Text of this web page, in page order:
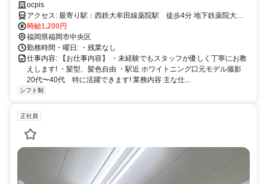
ocpis
アクセス: 最寄り駅：西鉄大牟田線薬院駅 徒歩4分 地下鉄薬院大通
駅 徒歩4分
時給1,200円
福岡県福岡市中央区
勤務時間・曜日: ・残業なし
仕事内容: 【お仕事内容】 ・未経験でもスタッフが優しく丁寧にお教
えします! ・髪型、髪色自由 ・駅近 ホワイトニング口元モデル撮影
20代〜40代 特に活躍できます! 業務内容 主な仕...
シフト制
正社員